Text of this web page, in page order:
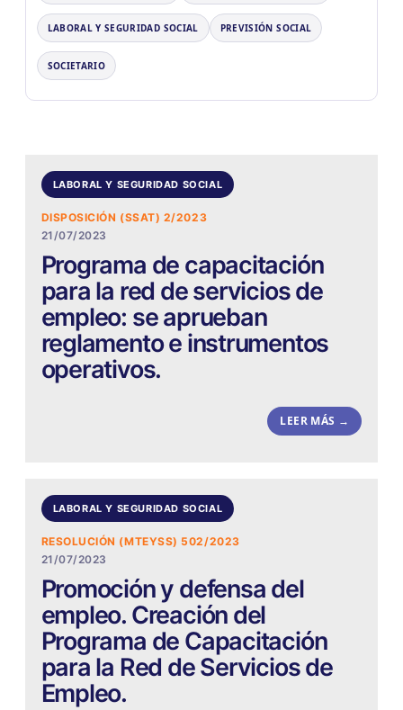
LABORAL Y SEGURIDAD SOCIAL PREVISIÓN SOCIAL
SOCIETARIO
LABORAL Y SEGURIDAD SOCIAL
DISPOSICIÓN (SSAT) 2/2023
21/07/2023
Programa de capacitación
para la red de servicios de
empleo: se aprueban
reglamento e instrumentos
operativos.
LEER MÁS →
LABORAL Y SEGURIDAD SOCIAL
RESOLUCIÓN (MTEYSS) 502/2023
21/07/2023
Promoción y defensa del
empleo. Creación del
Programa de Capacitación
para la Red de Servicios de
Empleo.